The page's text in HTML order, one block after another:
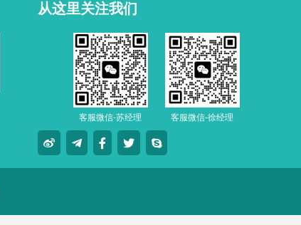
从这里关注我们
客服微信-苏经理 客服微信-徐经理